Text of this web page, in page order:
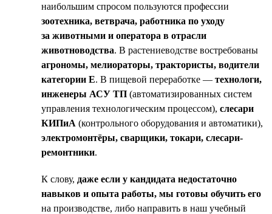
наибольшим спросом пользуются профессии
зоотехника, ветврача, работника по уходу
за животными и оператора в отрасли
животноводства. В растениеводстве востребованы
агрономы, мелиораторы, трактористы, водители
категории Е. В пищевой переработке — технологи,
инженеры АСУ ТП (автоматизированных систем
управления технологическим процессом), слесари
КИПиА (контрольного оборудования и автоматики),
электромонтёры, сварщики, токари, слесари-
ремонтники.
К слову, даже если у кандидата недостаточно
навыков и опыта работы, мы готовы обучить его
на производстве, либо направить в наш учебный